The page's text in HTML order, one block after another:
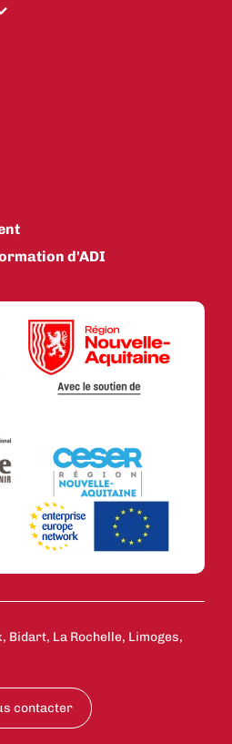
d'ADI
Bidart, La Rochelle, Limoges,
contacter